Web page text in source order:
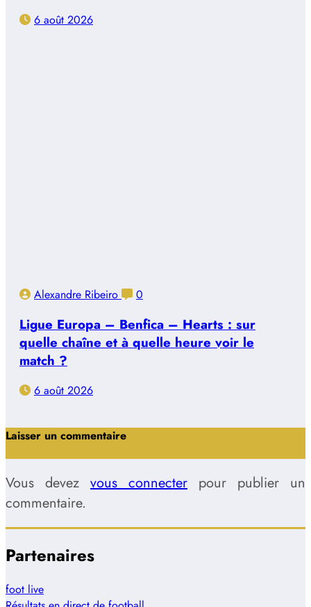
6 août 2026
Alexandre Ribeiro 0
Ligue Europa – Benfica – Hearts : sur
quelle chaîne et à quelle heure voir le
match ?
6 août 2026
Laisser un commentaire
Vous devez vous connecter pour publier un
commentaire.
Partenaires
foot live